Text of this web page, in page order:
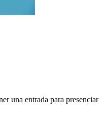
una entrada para presenciar